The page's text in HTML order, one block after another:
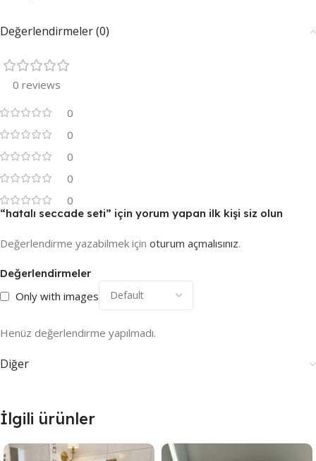
Değerlendirmeler (0)
0 reviews
0
0
0
0
0
Değerlendirmeler
Only with images
Henüz değerlendirme yapılmadı.
“hatalı seccade seti” için yorum yapan ilk kişi siz olun
Değerlendirme yazabilmek için oturum açmalısınız.
Diğer
İlgili ürünler